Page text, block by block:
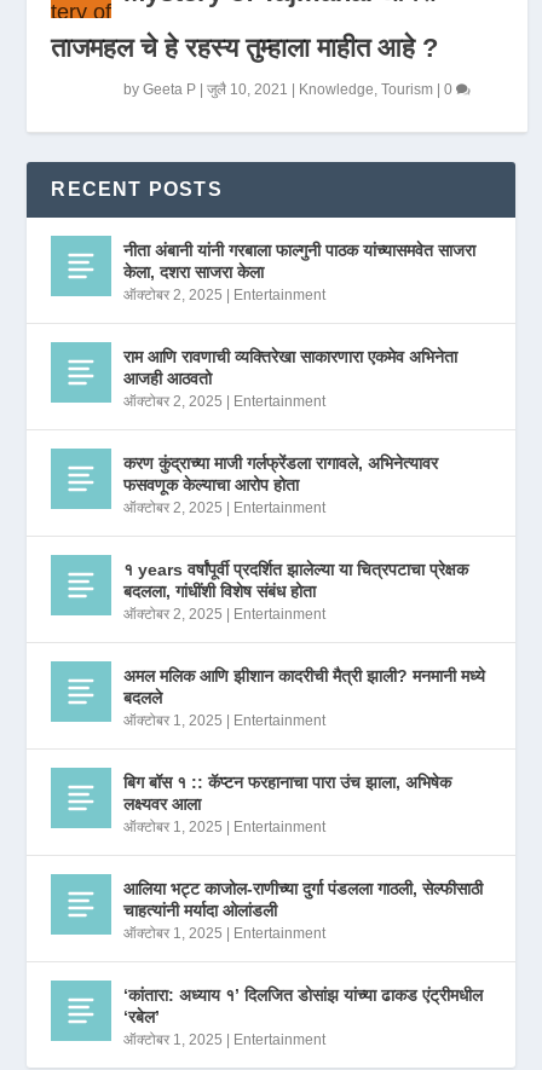
ताजमहल चे हे रहस्य तुम्हाला माहीत आहे ?
byGeeta P |जुलै 10, 2021 Knowledge,Tourism |0
RECENT POSTS
नीता अंबानी यांनी गरबाला फाल्गुनी पाठक यांच्यासमवेत साजरा
केला, दशरा साजरा केला
ऑक्टोबर 2, 2025 Entertainment
राम आणि रावणाची व्यक्तिरेखा साकारणारा एकमेव अभिनेता
आजही आठवतो
ऑक्टोबर 2, 2025 Entertainment
करण कुंद्राच्या माजी गर्लफ्रेंडला रागावले, अभिनेत्यावर
फसवणूक केल्याचा आरोप होता
ऑक्टोबर 2, 2025 Entertainment
१ years वर्षांपूर्वी प्रदर्शित झालेल्या या चित्रपटाचा प्रेक्षक
बदलला, गांधींशी विशेष संबंध होता
ऑक्टोबर 2, 2025 Entertainment
अमल मलिक आणि झीशान कादरीची मैत्री झाली? मनमानी मध्ये
बदलले
ऑक्टोबर 1, 2025 Entertainment
बिग बॉस १ :: कॅप्टन फरहानाचा पारा उंच झाला, अभिषेक
लक्ष्यवर आला
ऑक्टोबर 1, 2025 Entertainment
आलिया भट्ट काजोल-राणीच्या दुर्गा पंडलला गाठली, सेल्फीसाठी
चाहत्यांनी मर्यादा ओलांडली
ऑक्टोबर 1, 2025 Entertainment
‘कांतारा: अध्याय १’ दिलजित डोसांझ यांच्या ढाकड एंट्रीमधील
‘रबेल’
ऑक्टोबर 1, 2025 Entertainment